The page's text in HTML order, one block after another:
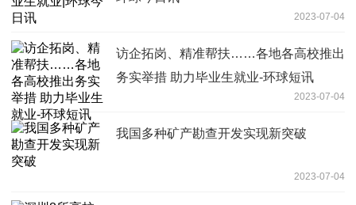
2023-07-04
访企拓岗、精准帮扶……各地各高校推出
务实举措 助力毕业生就业-环球短讯
2023-07-04
我国多种矿产勘查开发实现新突破
2023-07-04